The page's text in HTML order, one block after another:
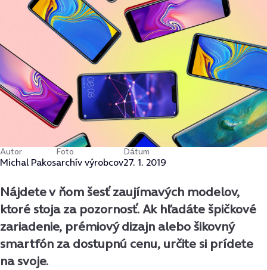
Autor
Michal Pakos
Foto
archív výrobcov
Dátum
27. 1. 2019
Nájdete v ňom šesť zaujímavých modelov,
ktoré stoja za pozornosť. Ak hľadáte špičkové
zariadenie, prémiový dizajn alebo šikovný
smartfón za dostupnú cenu, určite si prídete
na svoje.